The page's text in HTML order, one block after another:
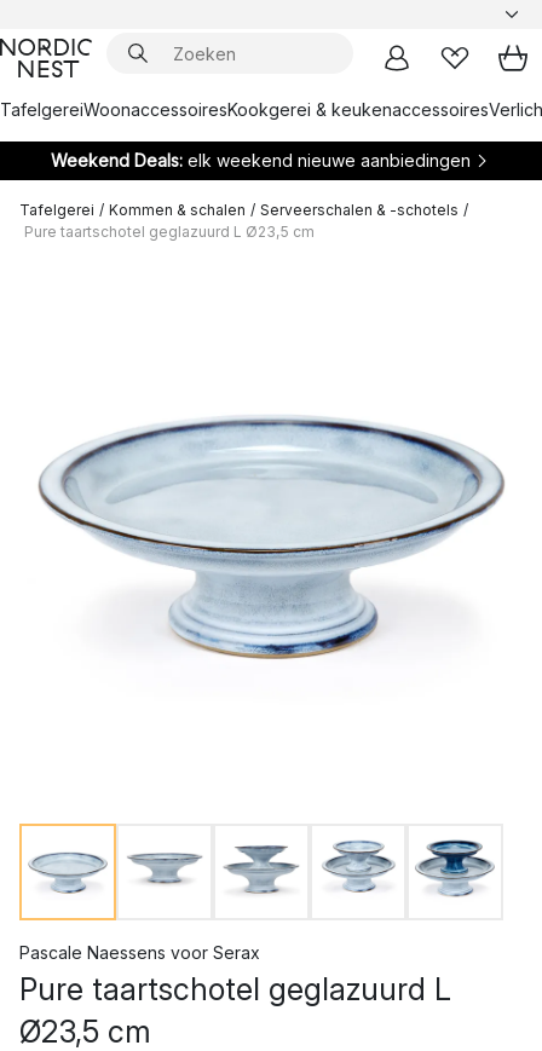
TafelgereiWoonaccessoiresKookgerei & keukenaccessoires
Weekend Deals: elk weekend nieuwe aanbiedingen
Tafelgerei / Kommen & schalen / Serveerschalen & -schotels /
Pure taartschotel geglazuurd L Ø23,5 cm
Pascale Naessens voor Serax
Pure taartschotel geglazuurd L
Ø23,5 cm